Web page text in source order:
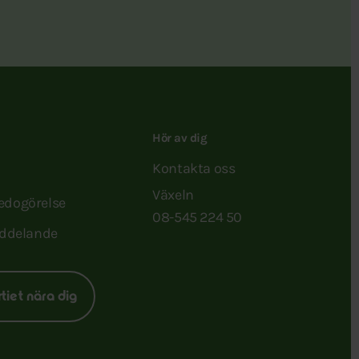
nära dig
Hör av dig
Kontakta oss
Växeln
08-545 224 50